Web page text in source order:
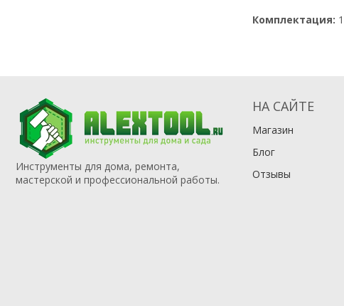
Комплектация:
Инструменты для дома, ремонта,
мастерской и профессиональной работы.
НА САЙТЕ
Магазин
Блог
Отзывы